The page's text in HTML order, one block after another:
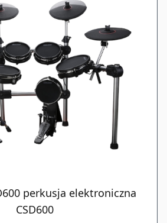
perkusja elektroniczna
CSD600